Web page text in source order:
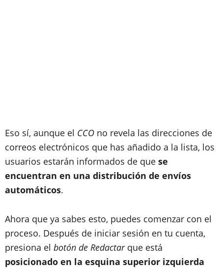
Eso sí, aunque el CCO no revela las direcciones de
correos electrónicos que has añadido a la lista, los
usuarios estarán informados de que se
encuentran en una distribución de envíos
automáticos.
Ahora que ya sabes esto, puedes comenzar con el
proceso. Después de iniciar sesión en tu cuenta,
presiona el botón de Redactarque está
posicionado en la esquina superior izquierda